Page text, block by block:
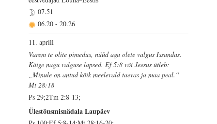
07.51
06.20 - 20.26
11. aprill
Varem te olite pimedus, nüüd aga olete valgus Issandas.
Käige nagu valguse lapsed. Ef 5:8 või Jeesus ütleb:
„Minule on antud kõik meelevald taevas ja maa peal.“
Mt 28:18
Ps 29;2Tm 2:8-13;
Ülestõusmisnädala Laupäev